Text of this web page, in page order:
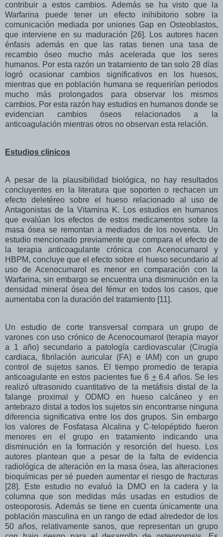
contribuir a estos cambios. Además se ha visto que la
Warfarina puede tener un efecto inihibitorio sobre la
comunicación mediada por uniones Gap en Osteoblastos,
que interviene en su maduración [26]. Los autores hacen
énfasis además en que las ratas tienen una tasa de
recambio óseo mucho más acelerada que los seres
humanos. Por esta razón un tratamiento de tan solo 28 días
logró ocasionar cambios significativos en los huesos,
mientras que en población humana se requerirían periodos
mucho más prolongados para observar los mismos
cambios. Por esta razón hay estudios en humanos donde se
evidencian cambios óseos relacionados a la
anticoagulación mientras otros no observan esta relación.
Estudios clinicos
A pesar de la plausibilidad biológica, no hay resultados
concluyentes en la literatura que soporten o rechacen un
efecto deletéreo sobre el hueso relacionado al uso de
Antagonistas de la Vitamina K. Los estudios en humanos
que evalúan los efectos de estos medicamentos sobre la
masa ósea se remontan a mediados de los noventa. Un
estudio mencionado previamente que compara el efecto de
la terapia anticoagulante crónica con Acenocumarol y
HBPM, concluye que el efecto sobre el hueso secundario al
uso de Acenocumarol es menor en comparación con la
Warfarina, sin embargo se encuentra una disminución en la
densidad mineral ósea del fémur en todos los casos, que
aumentaba con la duración del tratamiento [11].
Un estudio de corte transversal compara un grupo de
varones con uso crónico de Acenocoumarol (terapia mayor
a 1 año) secundario a patología cardiovascular (Cirugía
cardiaca, fibrilación auricular (FA) e IAM) con un grupo
control de sujetos sanos. El tiempo promedio de terapia
anticoagulante en estos pacientes fue 6 +6.4 años. Se les
realizó ultrasonido cuantitativo de la metáfisis distal de la
falange proximal y ODMO en hueso calcáneo y en
antebrazo distal a todos los sujetos sin encontrarse ninguna
diferencia significativa entre los dos grupos. Sin embargo
los valores de Fosfatasa Alcalina y C-telopéptido fueron
menores en el grupo en tratamiento indicando una
disminución en la formación y resorción del hueso. Los
autores plantean que a pesar de la falta de evidencia
radiológica de alteración en la masa ósea, las alteraciones
bioquímicas per sé pueden aumentar el riesgo de fracturas
[28]. Este estudio no evaluó la DMO en la cadera y la
columna que son medidas más usadas en estudios de
osteoporosis. Además se tiene en cuenta únicamente una
población masculina en un rango de edad alrededor de los
50 años, relativamente sanos, que representan un grupo